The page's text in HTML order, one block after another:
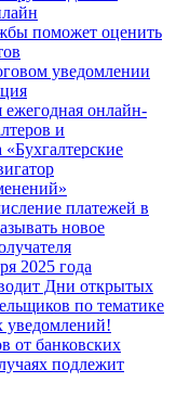
поможет оценить
уведомлении
ежегодная онлайн-
и
«Бухгалтерские
платежей в
новое
2025 года
Дни открытых
по тематике
уведомлений!
от банковских
подлежит